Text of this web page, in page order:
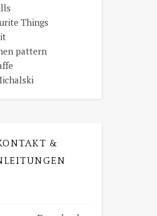
Things
pattern
&